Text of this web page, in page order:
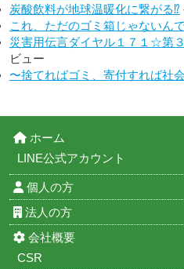
炭酸飲料が地球温暖化に繋がる⁉︎
これ、ただのゴミ箱じゃないんで
災害用伝言ダイヤル１７１☆第
ビュー
〜捨てればゴミ、寄付すれば社
ホーム
LINE公式アカウント
個人の方
法人の方
会社概要
CSR